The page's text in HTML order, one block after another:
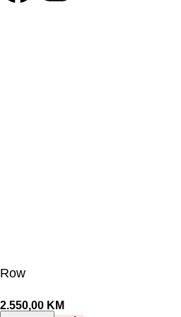
Row
2.550,00 KM